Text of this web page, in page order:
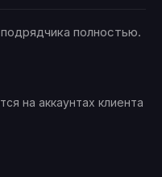
полностью.
на аккаунтах клиента